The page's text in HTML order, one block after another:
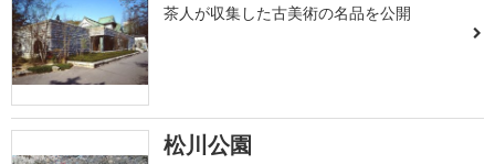
茶人が収集した古美術の名品を公開
松川公園